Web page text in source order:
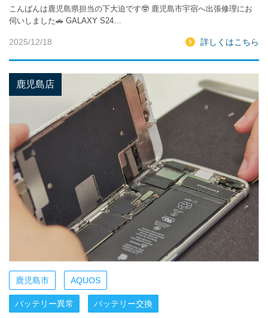
こんばんは鹿児島県担当の下大迫です🤓 鹿児島市宇宿へ出張修理にお
伺いしました🚗 GALAXY S24…
2025/12/18 詳しくはこちら
鹿児島店
鹿児島市 AQUOS
バッテリー異常 バッテリー交換